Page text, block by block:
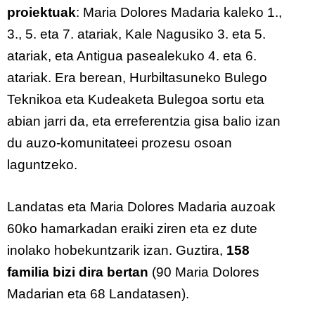
proiektuak: Maria Dolores Madaria kaleko 1.,
3., 5. eta 7. atariak, Kale Nagusiko 3. eta 5.
atariak, eta Antigua pasealekuko 4. eta 6.
atariak. Era berean, Hurbiltasuneko Bulego
Teknikoa eta Kudeaketa Bulegoa sortu eta
abian jarri da, eta erreferentzia gisa balio izan
du auzo-komunitateei prozesu osoan
laguntzeko.
Landatas eta Maria Dolores Madaria auzoak
60ko hamarkadan eraiki ziren eta ez dute
inolako hobekuntzarik izan. Guztira, 158
familia bizi dira bertan (90 Maria Dolores
Madarian eta 68 Landatasen).